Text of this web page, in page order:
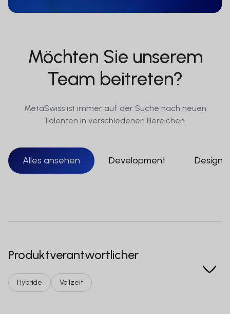
Möchten Sie unserem
Team beitreten?
MetaSwiss ist immer auf der Suche nach neuen
Talenten in verschiedenen Bereichen.
Alles ansehen Development Design
Produktverantwortlicher
Hybride Vollzeit